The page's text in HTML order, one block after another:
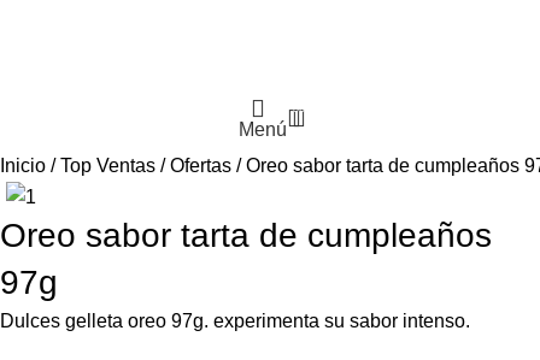
Menú
30
Inicio Top Ventas Ofertas Oreo sabor tarta de cumpleaños
Oreo sabor tarta de cumpleaños
97g
Dulces gelleta oreo 97g. experimenta su sabor intenso.